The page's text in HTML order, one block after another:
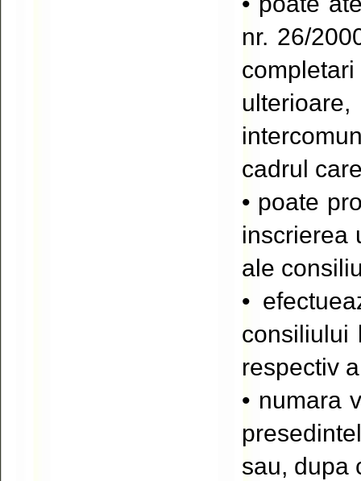
nr. 26/
cadrul
• poate
inscrierea
ale
•
consiliului
respectiv
• numara
sau, dupa